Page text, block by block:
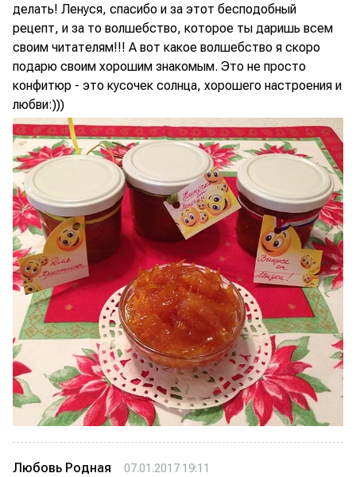
делать! Ленуся, спасибо и за этот бесподобный
рецепт, и за то волшебство, которое ты даришь всем
своим читателям!!! А вот какое волшебство я скоро
подарю своим хорошим знакомым. Это не просто
конфитюр - это кусочек солнца, хорошего настроения и
любви:)))
Любовь Родная 07.01.2017 19:11